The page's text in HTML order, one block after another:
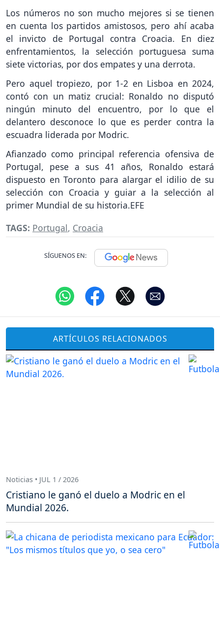
Los números no son mucho mejores si se tienen
en cuenta los partidos amistosos, pero ahí acaba
el invicto de Portugal contra Croacia. En diez
enfrentamientos, la selección portuguesa suma
siete victorias, por dos empates y una derrota.
Pero aquel tropiezo, por 1-2 en Lisboa en 2024,
contó con un matiz crucial: Ronaldo no disputó
ningún minuto del encuentro, por lo que el
delantero desconoce lo que es perder contra la
escuadra liderada por Modric.
Afianzado como principal referencia ofensiva de
Portugal, pese a sus 41 años, Ronaldo estará
dispuesto en Toronto para alargar el idilio de su
selección con Croacia y guiar a la selección al
primer Mundial de su historia.EFE
TAGS: Portugal, Croacia
SÍGUENOS EN:
ARTÍCULOS RELACIONADOS
Noticias • JUL 1 / 2026
Cristiano le ganó el duelo a Modric en el
Mundial 2026.